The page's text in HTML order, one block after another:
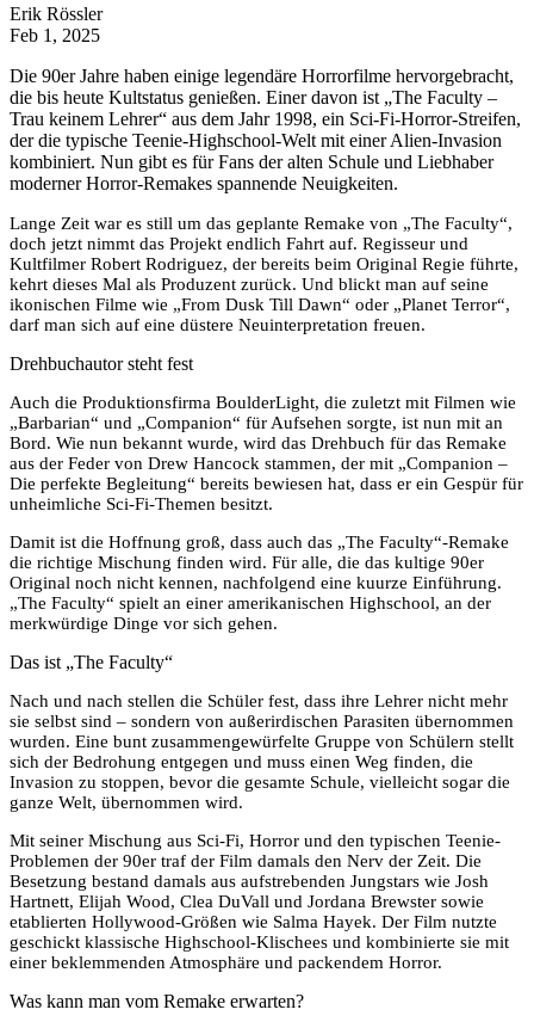
Erik Rössler
Feb 1, 2025
Die 90er Jahre haben einige legendäre Horrorfilme hervorgebracht,
die bis heute Kultstatus genießen. Einer davon ist „The Faculty –
Trau keinem Lehrer“ aus dem Jahr 1998, ein Sci-Fi-Horror-Streifen,
der die typische Teenie-Highschool-Welt mit einer Alien-Invasion
kombiniert. Nun gibt es für Fans der alten Schule und Liebhaber
moderner Horror-Remakes spannende Neuigkeiten.
Lange Zeit war es still um das geplante Remake von „The Faculty“,
doch jetzt nimmt das Projekt endlich Fahrt auf. Regisseur und
Kultfilmer Robert Rodriguez, der bereits beim Original Regie führte,
kehrt dieses Mal als Produzent zurück. Und blickt man auf seine
ikonischen Filme wie „From Dusk Till Dawn“ oder „Planet Terror“,
darf man sich auf eine düstere Neuinterpretation freuen.
Drehbuchautor steht fest
Auch die Produktionsfirma BoulderLight, die zuletzt mit Filmen wie
„Barbarian“ und „Companion“ für Aufsehen sorgte, ist nun mit an
Bord. Wie nun bekannt wurde, wird das Drehbuch für das Remake
aus der Feder von Drew Hancock stammen, der mit „Companion –
Die perfekte Begleitung“ bereits bewiesen hat, dass er ein Gespür für
unheimliche Sci-Fi-Themen besitzt.
Damit ist die Hoffnung groß, dass auch das „The Faculty“-Remake
die richtige Mischung finden wird. Für alle, die das kultige 90er
Original noch nicht kennen, nachfolgend eine kuurze Einführung.
„The Faculty“ spielt an einer amerikanischen Highschool, an der
merkwürdige Dinge vor sich gehen.
Das ist „The Faculty“
Nach und nach stellen die Schüler fest, dass ihre Lehrer nicht mehr
sie selbst sind – sondern von außerirdischen Parasiten übernommen
wurden. Eine bunt zusammengewürfelte Gruppe von Schülern stellt
sich der Bedrohung entgegen und muss einen Weg finden, die
Invasion zu stoppen, bevor die gesamte Schule, vielleicht sogar die
ganze Welt, übernommen wird.
Mit seiner Mischung aus Sci-Fi, Horror und den typischen Teenie-
Problemen der 90er traf der Film damals den Nerv der Zeit. Die
Besetzung bestand damals aus aufstrebenden Jungstars wie Josh
Hartnett, Elijah Wood, Clea DuVall und Jordana Brewster sowie
etablierten Hollywood-Größen wie Salma Hayek. Der Film nutzte
geschickt klassische Highschool-Klischees und kombinierte sie mit
einer beklemmenden Atmosphäre und packendem Horror.
Was kann man vom Remake erwarten?